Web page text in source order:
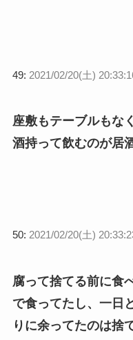
49: 2021/02/20(土)
座敷もテーブルもな
酒持って飲むのが居
50: 2021/02/20(土)
腐って捨てる前に食
で食ってたし、一日
りに余ってたのは捨